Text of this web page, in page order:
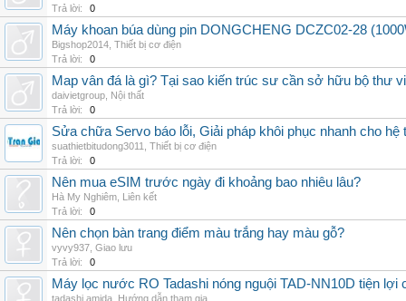
Trả lời:
0
Máy khoan búa dùng pin DONGCHENG DCZC02-28
Bigshop2014 Thiết bị cơ điện
Trả lời:
0
Map vân đá là gì? Tại sao kiến trúc sư cần sở hữu bộ thư
daivietgroup Nội thất
Trả lời:
0
Sửa chữa Servo báo lỗi, Giải pháp khôi phục nhanh cho hệ
suathietbitudong3011
Thiết bị cơ điện
Trả lời:
0
Nên mua eSIM trước ngày đi khoảng bao nhiêu lâu?
Hà My Nghiêm Liên kết
Trả lời:
0
Nên chọn bàn trang điểm màu trắng hay màu gỗ?
vyvy937 Giao lưu
Trả lời:
0
Máy lọc nước RO Tadashi nóng nguội TAD-NN10D tiện lợi
tadashi.amida Hướng dẫn tham gia